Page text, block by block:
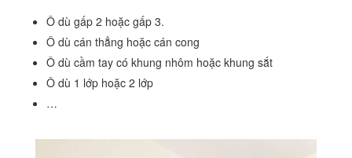
Ô dù gấp 2 hoặc gấp 3.
Ô dù cán thẳng hoặc cán cong
Ô dù cầm tay có khung nhôm hoặc khung sắt
Ô dù 1 lớp hoặc 2 lớp
…